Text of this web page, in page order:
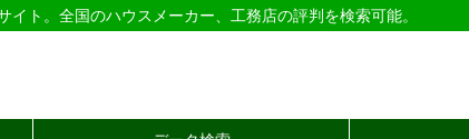
ト。全国のハウスメーカー、工務店の評判を検索可能。